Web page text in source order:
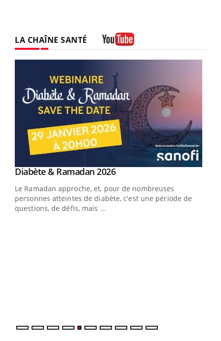
LA CHAÎNE SANTÉ
Youtube
Diabète & Ramadan 2026Youtube
Le Ramadan approche, et, pour de nombreuses
personnes atteintes de diabète, c'est une période de
questions, de défis, mais ...